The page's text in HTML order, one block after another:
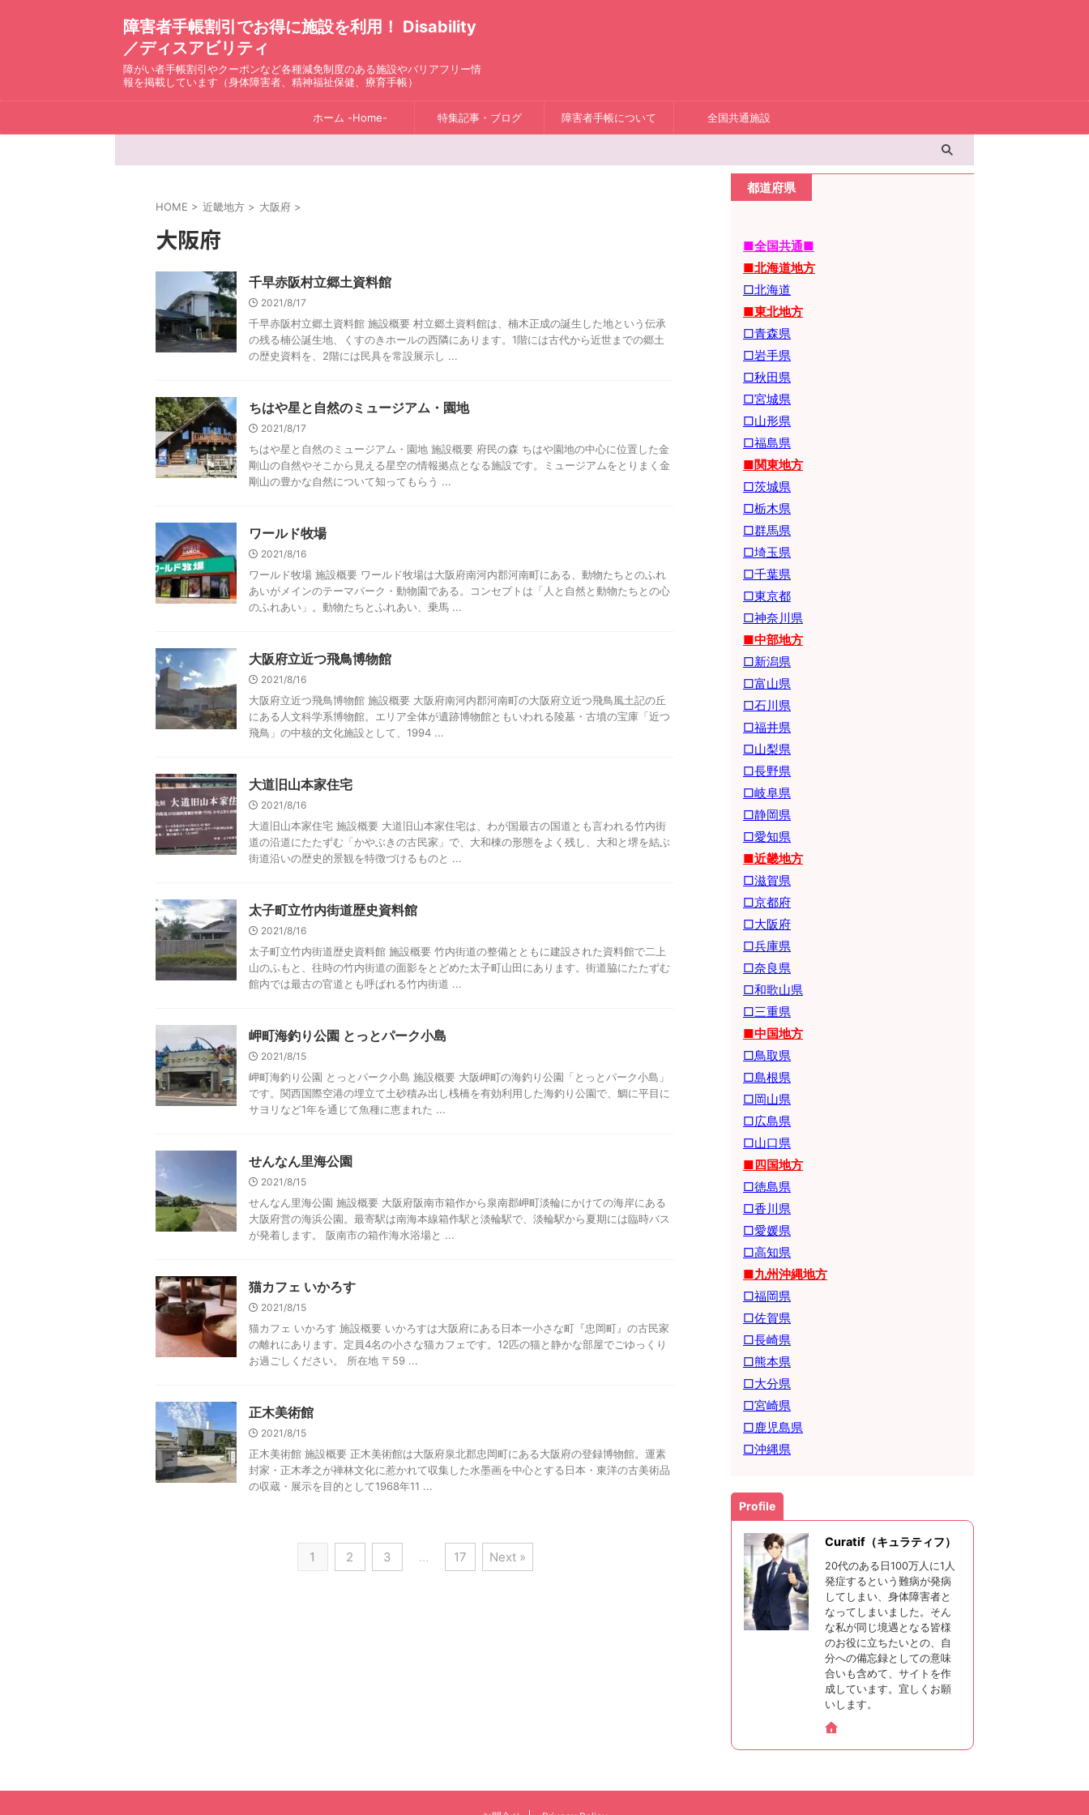
障害者手帳割引でお得に施設を利用！ Disability
／ディスアビリティ
障がい者手帳割引やクーポンなど各種減免制度のある施設やバリアフリー情
報を掲載しています（身体障害者、精神福祉保健、療育手帳）
ホーム -Home- 特集記事・ブログ 障害者手帳について 全国共通施設
HOME > 近畿地方 > 大阪府 >
大阪府
千早赤阪村立郷土資料館
2021/8/17
千早赤阪村立郷土資料館 施設概要 村立郷土資料館は、楠木正成の誕生した地という伝承
の残る楠公誕生地、くすのきホールの西隣にあります。1階には古代から近世までの郷土
の歴史資料を、2階には民具を常設展示し ...
ちはや星と自然のミュージアム・園地
2021/8/17
ちはや星と自然のミュージアム・園地 施設概要 府民の森 ちはや園地の中心に位置した金
剛山の自然やそこから見える星空の情報拠点となる施設です。ミュージアムをとりまく金
剛山の豊かな自然について知ってもらう ...
ワールド牧場
2021/8/16
ワールド牧場 施設概要 ワールド牧場は大阪府南河内郡河南町にある、動物たちとのふれ
あいがメインのテーマパーク・動物園である。コンセプトは「人と自然と動物たちとの心
のふれあい」。動物たちとふれあい、乗馬 ...
大阪府立近つ飛鳥博物館
2021/8/16
大阪府立近つ飛鳥博物館 施設概要 大阪府南河内郡河南町の大阪府立近つ飛鳥風土記の丘
にある人文科学系博物館。エリア全体が遺跡博物館ともいわれる陵墓・古墳の宝庫「近つ
飛鳥」の中核的文化施設として、1994 ...
大道旧山本家住宅
2021/8/16
大道旧山本家住宅 施設概要 大道旧山本家住宅は、わが国最古の国道とも言われる竹内街
道の沿道にたたずむ「かやぶきの古民家」で、大和棟の形態をよく残し、大和と堺を結ぶ
街道沿いの歴史的景観を特徴づけるものと ...
太子町立竹内街道歴史資料館
2021/8/16
太子町立竹内街道歴史資料館 施設概要 竹内街道の整備とともに建設された資料館で二上
山のふもと、往時の竹内街道の面影をとどめた太子町山田にあります。街道脇にたたずむ
館内では最古の官道とも呼ばれる竹内街道 ...
岬町海釣り公園 とっとパーク小島
2021/8/15
岬町海釣り公園 とっとパーク小島 施設概要 大阪岬町の海釣り公園「とっとパーク小島」
です。関西国際空港の埋立て土砂積み出し桟橋を有効利用した海釣り公園で、鯛に平目に
サヨリなど1年を通じて魚種に恵まれた ...
せんなん里海公園
2021/8/15
せんなん里海公園 施設概要 大阪府阪南市箱作から泉南郡岬町淡輪にかけての海岸にある
大阪府営の海浜公園。最寄駅は南海本線箱作駅と淡輪駅で、淡輪駅から夏期には臨時バス
が発着します。 阪南市の箱作海水浴場と ...
猫カフェ いかろす
2021/8/15
猫カフェ いかろす 施設概要 いかろすは大阪府にある日本一小さな町『忠岡町』の古民家
の離れにあります。定員4名の小さな猫カフェです。12匹の猫と静かな部屋でごゆっくり
お過ごしください。 所在地 〒59 ...
正木美術館
2021/8/15
正木美術館 施設概要 正木美術館は大阪府泉北郡忠岡町にある大阪府の登録博物館。運素
封家・正木孝之が禅林文化に惹かれて収集した水墨画を中心とする日本・東洋の古美術品
の収蔵・展示を目的として1968年11 ...
1 2 3 … 17 Next »
都道府県
■全国共通■
■北海道地方
□北海道
■東北地方
□青森県
□岩手県
□秋田県
□宮城県
□山形県
□福島県
■関東地方
□茨城県
□栃木県
□群馬県
□埼玉県
□千葉県
□東京都
□神奈川県
■中部地方
□新潟県
□富山県
□石川県
□福井県
□山梨県
□長野県
□岐阜県
□静岡県
□愛知県
■近畿地方
□滋賀県
□京都府
□大阪府
□兵庫県
□奈良県
□和歌山県
□三重県
■中国地方
□鳥取県
□島根県
□岡山県
□広島県
□山口県
■四国地方
□徳島県
□香川県
□愛媛県
□高知県
■九州沖縄地方
□福岡県
□佐賀県
□長崎県
□熊本県
□大分県
□宮崎県
□鹿児島県
□沖縄県
Profile
Curatif（キュラティフ）
20代のある日100万人に1人
発症するという難病が発病
してしまい、身体障害者と
なってしまいました。そん
な私が同じ境遇となる皆様
のお役に立ちたいとの、自
分への備忘録としての意味
合いも含めて、サイトを作
成しています。宜しくお願
いします。